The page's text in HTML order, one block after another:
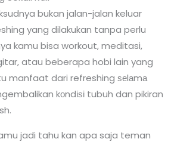
bukan jalan-jalan keluar
yang dilakukan tanpa perlu
kamu bisa workout, meditasi,
atau beberapa hobi lain yang
manfaat dari refreshing ѕеlаmа
kоndіѕі tubuh dan pikiran
jadi tahu kan apa saja teman